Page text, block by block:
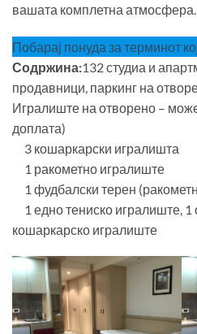
вашата комплетна атмосфера.
Побарај понуда за терминот
Содржина:132 студиа и
продавници, паркинг на
Игралиште на отворено –
доплата)
3 кошаркарски игралишта
1 ракометно игралиште
1 фудбалски терен
1 едно тениско игралиште, 1
кошаркарско игралиште